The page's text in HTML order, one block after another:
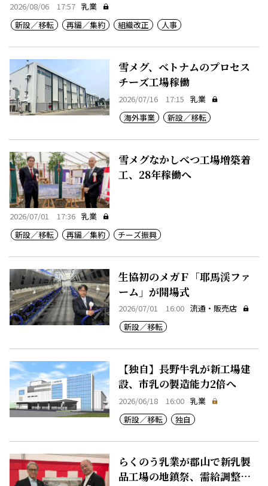
2026/08/06 17:57 乳業
新設／移転
再編／集約 組織改正 人事
雪メグ、ベトナムのプロセス
チーズ工場稼働
2026/07/16 17:15 乳業
海外事業
新設／移転
雪メグなかしべつ工場増築着
工、28年稼働へ
2026/07/01 17:36 乳業
新設／移転
再編／集約 チーズ振興
生協初のメガＦ「耶馬渓ファ
ーム」が開場式
2026/07/01 16:00 流通・販売店
新設／移転
【独自】長野牛乳が新工場建
設、市乳の製造能力2倍へ
2026/06/18 16:00 乳業
新設／移転
独自
らくのう乳業が郡山で新乳製
品工場の地鎮祭、需給調整機